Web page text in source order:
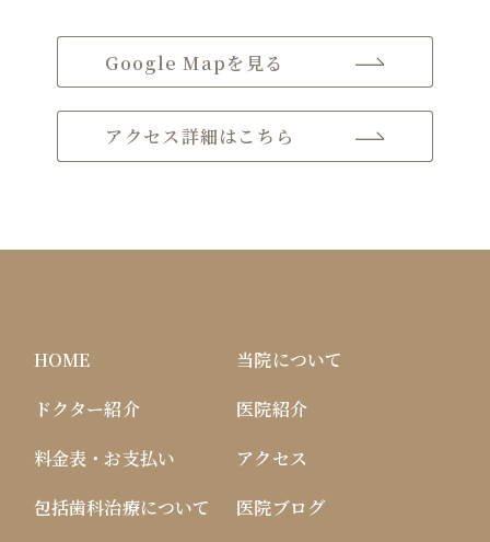
Google Mapを見る
アクセス詳細はこちら
HOME
当院について
ドクター紹介
医院紹介
料金表・お支払い
アクセス
包括歯科治療について
医院ブログ